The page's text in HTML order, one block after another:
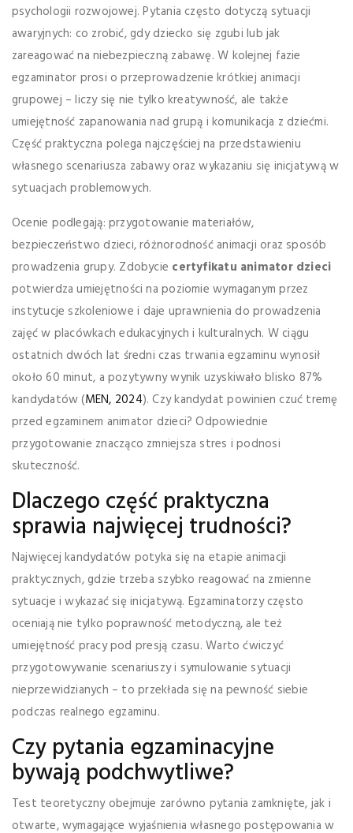
psychologii rozwojowej. Pytania często dotyczą sytuacji
awaryjnych: co zrobić, gdy dziecko się zgubi lub jak
zareagować na niebezpieczną zabawę. W kolejnej fazie
egzaminator prosi o przeprowadzenie krótkiej animacji
grupowej – liczy się nie tylko kreatywność, ale także
umiejętność zapanowania nad grupą i komunikacja z dziećmi.
Część praktyczna polega najczęściej na przedstawieniu
własnego scenariusza zabawy oraz wykazaniu się inicjatywą w
sytuacjach problemowych.
Ocenie podlegają: przygotowanie materiałów,
bezpieczeństwo dzieci, różnorodność animacji oraz sposób
prowadzenia grupy. Zdobycie certyfikatu animator dzieci
potwierdza umiejętności na poziomie wymaganym przez
instytucje szkoleniowe i daje uprawnienia do prowadzenia
zajęć w placówkach edukacyjnych i kulturalnych. W ciągu
ostatnich dwóch lat średni czas trwania egzaminu wynosił
około 60 minut, a pozytywny wynik uzyskiwało blisko 87%
kandydatów (MEN, 2024). Czy kandydat powinien czuć tremę
przed egzaminem animator dzieci? Odpowiednie
przygotowanie znacząco zmniejsza stres i podnosi
skuteczność.
Dlaczego część praktyczna
sprawia najwięcej trudności?
Najwięcej kandydatów potyka się na etapie animacji
praktycznych, gdzie trzeba szybko reagować na zmienne
sytuacje i wykazać się inicjatywą. Egzaminatorzy często
oceniają nie tylko poprawność metodyczną, ale też
umiejętność pracy pod presją czasu. Warto ćwiczyć
przygotowywanie scenariuszy i symulowanie sytuacji
nieprzewidzianych – to przekłada się na pewność siebie
podczas realnego egzaminu.
Czy pytania egzaminacyjne
bywają podchwytliwe?
Test teoretyczny obejmuje zarówno pytania zamknięte, jak i
otwarte, wymagające wyjaśnienia własnego postępowania w